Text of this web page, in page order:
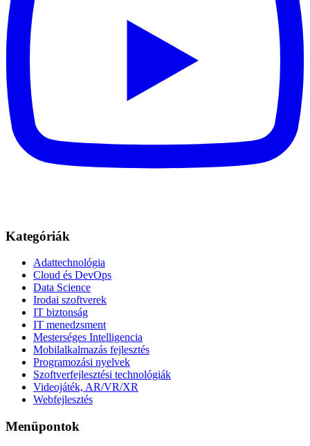
Kategóriák
Adattechnológia
Cloud és DevOps
Data Science
Irodai szoftverek
IT biztonság
IT menedzsment
Mesterséges Intelligencia
Mobilalkalmazás fejlesztés
Programozási nyelvek
Szoftverfejlesztési technológiák
Videojáték, AR/VR/XR
Webfejlesztés
Menüpontok